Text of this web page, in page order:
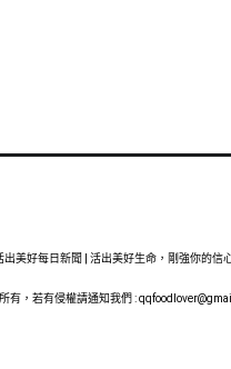
出美好每日新聞 | 活出美好生命，剛強你的信
所有，若有侵權請通知我們 :